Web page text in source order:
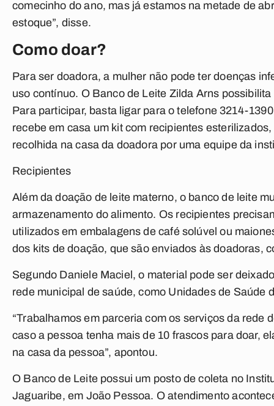
comecinho do ano, mas já estamos na metade de
estoque”, disse.
Como doar?
Para ser doadora, a mulher não pode ter doenças
uso contínuo. O Banco de Leite Zilda Arns
Para participar, basta ligar para o telefone 3214-
recebe em casa um kit com recipientes
recolhida na casa da doadora por uma equipe da
Recipientes
Além da doação de leite materno, o banco de leite
armazenamento do alimento. Os recipientes
utilizados em embalagens de café solúvel ou
dos kits de doação, que são enviados às doadoras,
Segundo Daniele Maciel, o material pode ser
rede municipal de saúde, como Unidades de Saúde
“Trabalhamos em parceria com os serviços da
caso a pessoa tenha mais de 10 frascos para doar,
na casa da pessoa”, apontou.
O Banco de Leite possui um posto de coleta no
Jaguaribe, em João Pessoa. O atendimento